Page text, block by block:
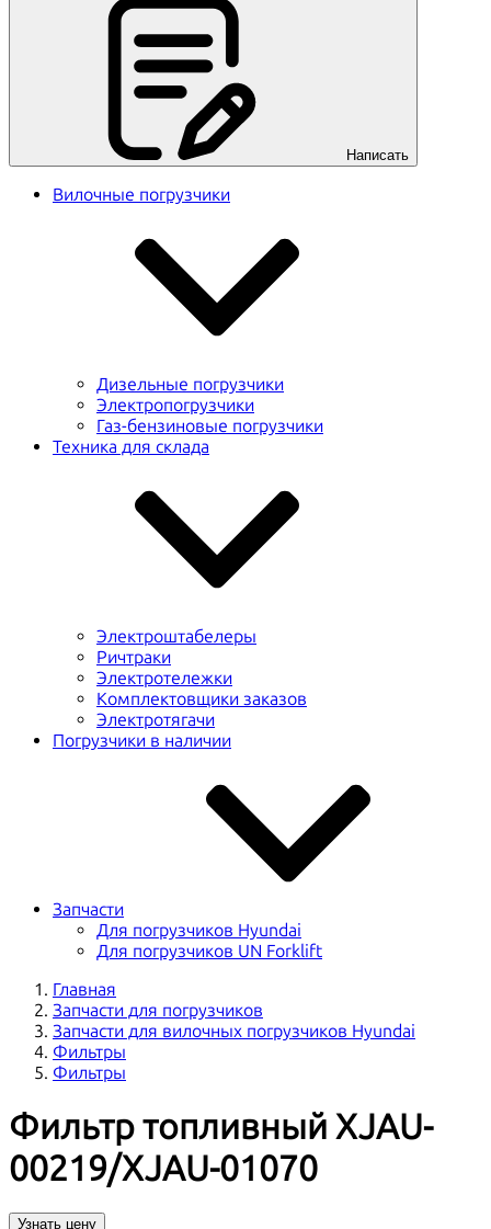
Написать
Вилочные погрузчики
Дизельные погрузчики
Электропогрузчики
Газ-бензиновые погрузчики
Техника для склада
Электроштабелеры
Ричтраки
Электротележки
Комплектовщики заказов
Электротягачи
Погрузчики в наличии
Запчасти
Для погрузчиков Hyundai
Для погрузчиков UN Forklift
Главная
Запчасти для погрузчиков
Запчасти для вилочных погрузчиков Hyundai
Фильтры
Фильтры
Фильтр топливный XJAU-
00219/XJAU-01070
Узнать цену